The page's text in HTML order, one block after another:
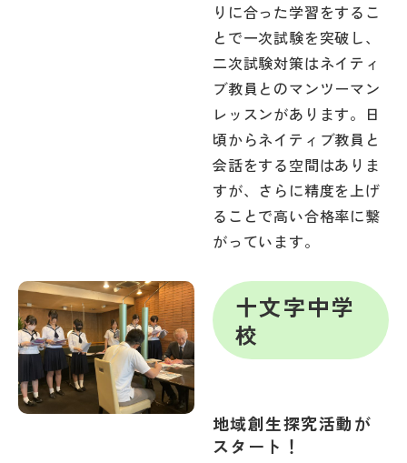
運営会社
りに合った学習をするこ
とで一次試験を突破し、
二次試験対策はネイティ
ブ教員とのマンツーマン
レッスンがあります。日
頃からネイティブ教員と
会話をする空間はありま
すが、さらに精度を上げ
ることで高い合格率に繋
がっています。
十文字中学
校
地域創生探究活動が
スタート！